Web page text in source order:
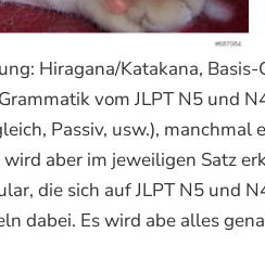
Hiragana/Katakana,
vom JLPT N5 und
Passiv, usw.),
aber im jeweiligen Satz
die sich auf JLPT N5 und
dabei. Es wird abe alles